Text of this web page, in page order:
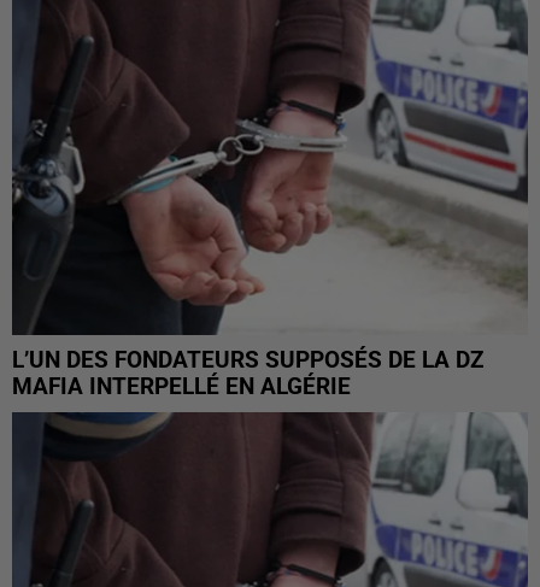
L’UN DES FONDATEURS SUPPOSÉS DE LA DZ
MAFIA INTERPELLÉ EN ALGÉRIE